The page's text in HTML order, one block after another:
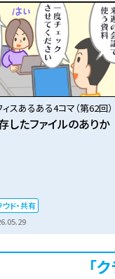
ィスあるある4コマ（第62回）
したファイルのありか
ウド・共有
「